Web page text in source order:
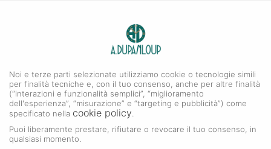
Noi e terze parti selezionate utilizziamo cookie o tecnologie simili
per finalità tecniche e, con il tuo consenso, anche per altre finalità
(“interazioni e funzionalità semplici”, “miglioramento
dell'esperienza”, “misurazione” e “targeting e pubblicità”) come
specificato nella cookie policy
Puoi liberamente prestare, rifiutare o revocare il tuo consenso, in
qualsiasi momento.